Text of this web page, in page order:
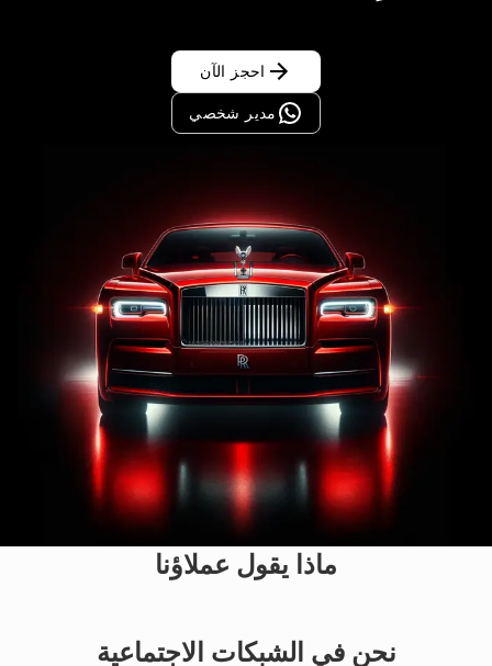
احجز الآن
مدير شخصي
ماذا يقول عملاؤنا
نحن في الشبكات الاجتماعية